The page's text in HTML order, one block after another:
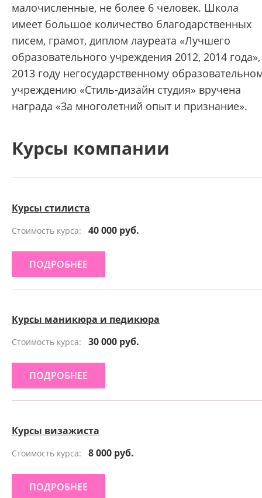
малочисленные, не более 6 человек. Школа
имеет большое количество благодарственных
писем, грамот, диплом лауреата «Лучшего
образовательного учреждения 2012, 2014
2013 году негосударственному
учреждению «Стиль-дизайн студия» вручена
награда «За многолетний опыт и признание».
Курсы компании
Курсы стилиста
Стоимость курса: 40 000 руб.
ПОДРОБНЕЕ
Курсы маникюра и педикюра
Стоимость курса: 30 000 руб.
ПОДРОБНЕЕ
Курсы визажиста
Стоимость курса: 8 000 руб.
ПОДРОБНЕЕ